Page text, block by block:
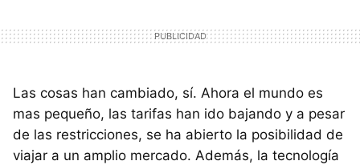
Las cosas han cambiado, sí. Ahora el mundo es
mas pequeño, las tarifas han ido bajando y a pesar
de las restricciones, se ha abierto la posibilidad de
viajar a un amplio mercado. Además, la tecnología